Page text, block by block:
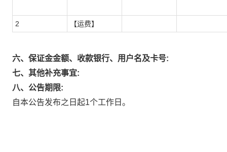
2 【运费】
六、保证金金额、收款银行、用户名及卡号:
七、其他补充事宜:
八、公告期限:
自本公告发布之日起1个工作日。